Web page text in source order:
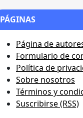
PÁGINAS
Página de
Formulario de
Política de
Sobre nosotros
Términos y
Suscribirse (RSS)